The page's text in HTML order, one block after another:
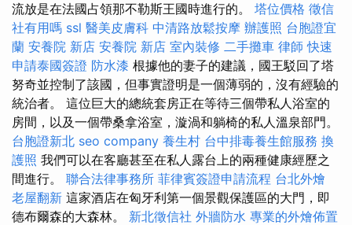
流放是在法國占領那不勒斯王國時進行的。 塔位價格 徵信
社有用嗎 ssl 醫美皮膚科 中清路放鬆按摩 辦護照 台胞證宜
蘭 安養院 新店 安養院 新店 室內裝修 二手攤車 律師 快速
申請泰國簽證 防水漆 根據他的妻子的建議，國王駁回了塔
努奇並控制了該國，但事實證明是一個薄弱的，沒有經驗的
統治者。 這位巨大的總統套房正在等待三個帶私人浴室的
房間，以及一個帶桑拿浴室，漩渦和躺椅的私人溫泉部門。
台胞證新北 seo company 養生村 台中排毒養生館服務 換
護照 我們可以在客廳甚至在私人露台上的兩種健康經歷之
間進行。 聯合法律事務所 菲律賓簽證申請流程 台北外燴
老屋翻新 這家酒店在匈牙利第一個景觀保護區的大門，即
德布爾森的大森林。 新北徵信社 外牆防水 專業的外燴佈置